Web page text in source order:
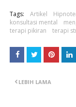
Tags: Artikel
konsultasi mental
terapi pikiran
terapi
LEBIH LAMA